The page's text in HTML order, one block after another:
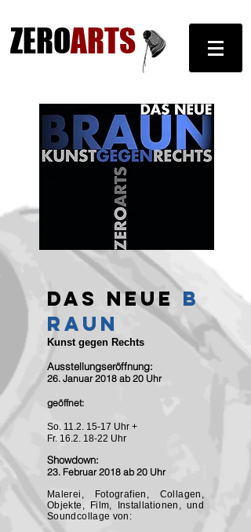
ZEROARTS
DAS NEUE B
RAUN
Kunst gegen Rechts
Ausstellungseröffnung:
26. Januar 2018 ab 20 Uhr
geöffnet:
So. 11.2. 15-17 Uhr +
Fr. 16.2. 18-22 Uhr
Showdown:
23. Februar 2018 ab 20 Uhr
Malerei, Fotografien, Collagen,
Objekte, Film, Installationen, und
Soundcollage von: